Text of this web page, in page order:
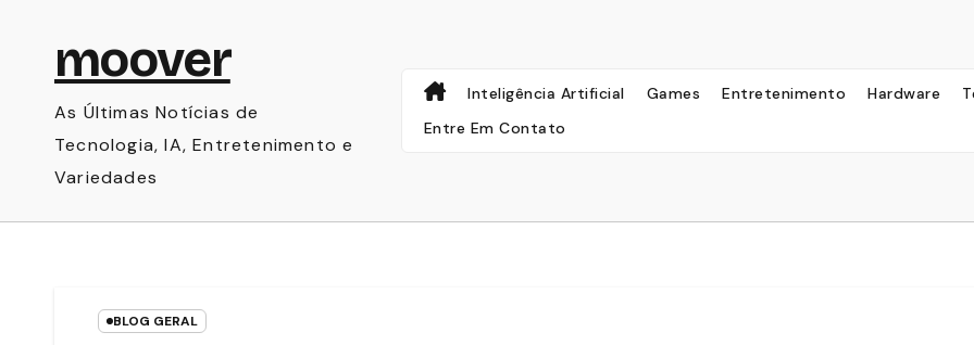
contentmoover
As Últimas Notícias de
Tecnologia, IA, Entretenimento e
Variedades
Inteligência Artificial Games Entretenimento Hardware
Entre Em Contato
BLOG GERAL